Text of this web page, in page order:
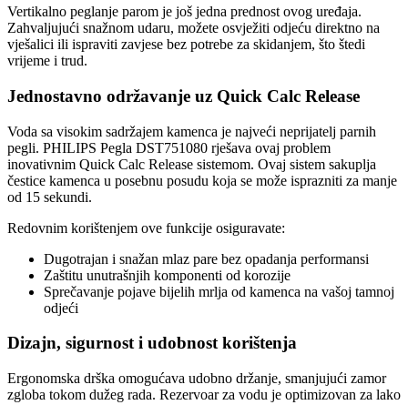
Vertikalno peglanje parom je još jedna prednost ovog uređaja.
Zahvaljujući snažnom udaru, možete osvježiti odjeću direktno na
vješalici ili ispraviti zavjese bez potrebe za skidanjem, što štedi
vrijeme i trud.
Jednostavno održavanje uz Quick Calc Release
Voda sa visokim sadržajem kamenca je najveći neprijatelj parnih
pegli. PHILIPS Pegla DST751080 rješava ovaj problem
inovativnim Quick Calc Release sistemom. Ovaj sistem sakuplja
čestice kamenca u posebnu posudu koja se može isprazniti za manje
od 15 sekundi.
Redovnim korištenjem ove funkcije osiguravate:
Dugotrajan i snažan mlaz pare bez opadanja performansi
Zaštitu unutrašnjih komponenti od korozije
Sprečavanje pojave bijelih mrlja od kamenca na vašoj tamnoj
odjeći
Dizajn, sigurnost i udobnost korištenja
Ergonomska drška omogućava udobno držanje, smanjujući zamor
zgloba tokom dužeg rada. Rezervoar za vodu je optimizovan za lako